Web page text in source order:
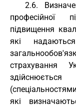
2.6.
професійної
підвищення
які
страхування
які